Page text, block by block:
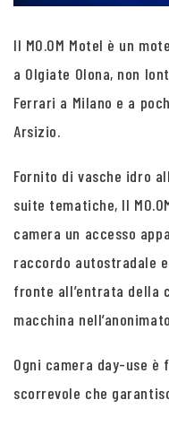
Il MO.OM Motel è un
a Olgiate Olona, non
Ferrari a Milano e a
Arsizio.
Fornito di vasche idro
suite tematiche, Il
camera un accesso
raccordo autostradale
fronte all’entrata della
macchina
Ogni camera day-use
scorrevole che